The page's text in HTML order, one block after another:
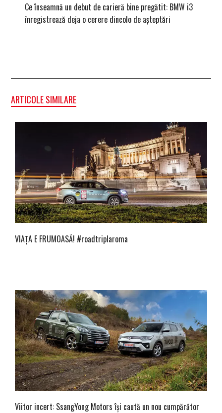
Ce înseamnă un debut de carieră bine pregătit: BMW i3
înregistrează deja o cerere dincolo de așteptări
ARTICOLE SIMILARE
VIAȚA E FRUMOASĂ! #roadtriplaroma
Viitor incert: SsangYong Motors își caută un nou cumpărător